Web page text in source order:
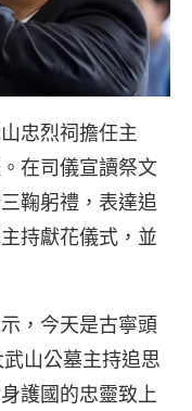
忠烈祠擔任主
在司儀宣讀祭文
鞠躬禮，表達追
持獻花儀式，並
，今天是古寧頭
山公墓主持追思
護國的忠靈致上